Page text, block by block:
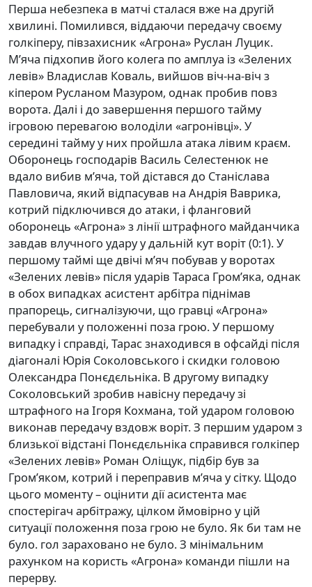
Перша небезпека в матчі сталася вже на другій
хвилині. Помилився, віддаючи передачу своєму
голкіперу, півзахисник «Агрона» Руслан Луцик.
М’яча підхопив його колега по амплуа із «Зелених
левів» Владислав Коваль, вийшов віч-на-віч з
кіпером Русланом Мазуром, однак пробив повз
ворота. Далі і до завершення першого тайму
ігровою перевагою володіли «агронівці». У
середині тайму у них пройшла атака лівим краєм.
Оборонець господарів Василь Селестенюк не
вдало вибив м’яча, той дістався до Станіслава
Павловича, який відпасував на Андрія Ваврика,
котрий підключився до атаки, і фланговий
оборонець «Агрона» з лінії штрафного майданчика
завдав влучного удару у дальній кут воріт (0:1). У
першому таймі ще двічі м’яч побував у воротах
«Зелених левів» після ударів Тараса Гром’яка, однак
в обох випадках асистент арбітра піднімав
прапорець, сигналізуючи, що гравці «Агрона»
перебували у положенні поза грою. У першому
випадку і справді, Тарас знаходився в офсайді після
діагоналі Юрія Соколовського і скидки головою
Олександра Понєдєльніка. В другому випадку
Соколовський зробив навісну передачу зі
штрафного на Ігоря Кохмана, той ударом головою
виконав передачу вздовж воріт. З першим ударом з
близької відстані Понєдєльніка справився голкіпер
«Зелених левів» Роман Оліщук, підбір був за
Гром’яком, котрий і переправив м’яча у сітку. Щодо
цього моменту – оцінити дії асистента має
спостерігач арбітражу, цілком ймовірно у цій
ситуації положення поза грою не було. Як би там не
було. гол зараховано не було. З мінімальним
рахунком на користь «Агрона» команди пішли на
перерву.